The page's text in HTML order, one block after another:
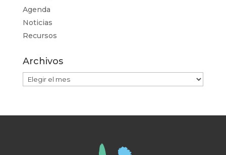
Agenda
Noticias
Recursos
Archivos
Archivos